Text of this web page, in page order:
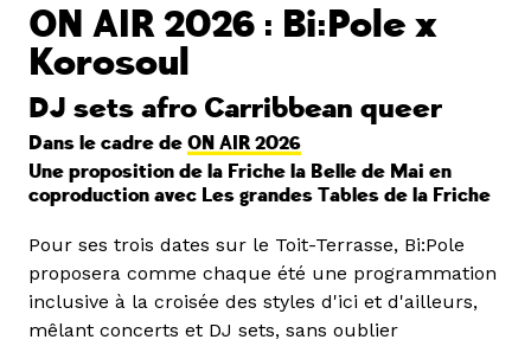
ON AIR 2026 : Bi:Pole x
Korosoul
DJ sets afro Carribbean queer
Dans le cadre de ON AIR 2026
Une proposition de la Friche la Belle de Mai en
coproduction avec Les grandes Tables de la Friche
Pour ses trois dates sur le Toit-Terrasse, Bi:Pole
proposera comme chaque été une programmation
inclusive à la croisée des styles d'ici et d'ailleurs,
mêlant concerts et DJ sets, sans oublier